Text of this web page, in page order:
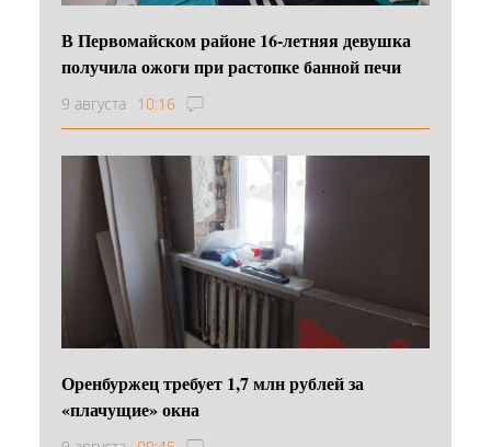
В Первомайском районе 16‑летняя девушка
получила ожоги при растопке банной печи
9 августа 10:16
Оренбуржец требует 1,7 млн рублей за
«плачущие» окна